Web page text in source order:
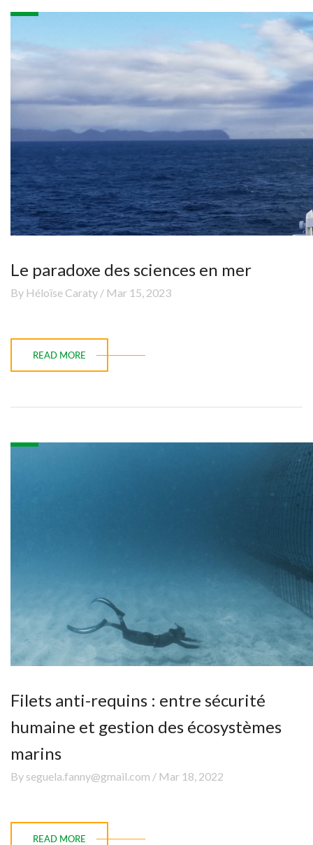
Le paradoxe des sciences en mer
By Héloïse Caraty / Mar 15, 2023
READ MORE
Filets anti-requins : entre sécurité
humaine et gestion des écosystèmes
marins
By seguela.fanny@gmail.com / Mar 18, 2022
READ MORE